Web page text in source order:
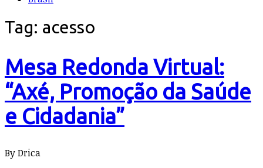
Tag: acesso
Mesa Redonda Virtual:
“Axé, Promoção da Saúde
e Cidadania”
By Drica